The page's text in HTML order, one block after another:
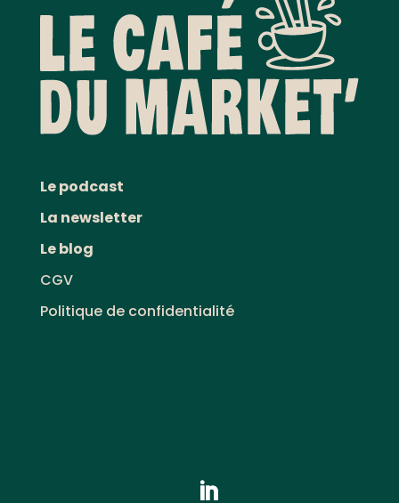
Le podcast
La newsletter
Le blog
CGV
Politique de confidentialité